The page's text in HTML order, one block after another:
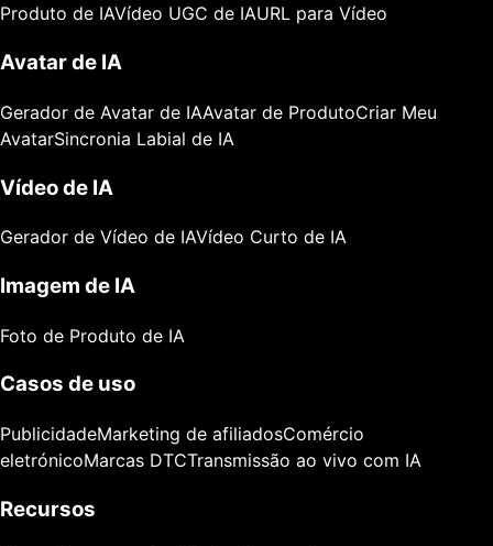
Produto de IAVídeo UGC de IAURL para Vídeo
Avatar de IA
Gerador de Avatar de IAAvatar de ProdutoCriar Meu
AvatarSincronia Labial de IA
Vídeo de IA
Gerador de Vídeo de IAVídeo Curto de IA
Imagem de IA
Foto de Produto de IA
Casos de uso
PublicidadeMarketing de afiliadosComércio
eletrónicoMarcas DTCTransmissão ao vivo com IA
Recursos